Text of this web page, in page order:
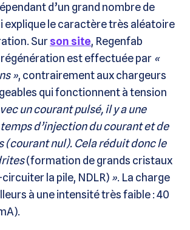
d’un grand nombre de
explique le caractère très aléatoire
Surson site, Regenfab
régénération est effectuée par «
», contrairement aux chargeurs
qui fonctionnent à tension
un courant pulsé, il y a une
d’injection du courant et de
(courant nul). Cela réduit donc le
(formation de grands cristaux
la pile, NDLR) ». La charge
à une intensité très faible : 40